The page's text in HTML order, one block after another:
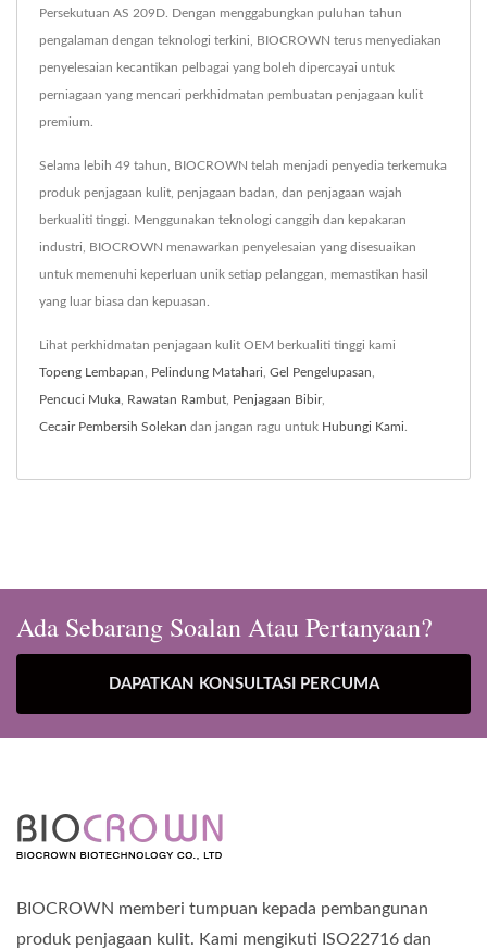
Persekutuan AS 209D. Dengan menggabungkan puluhan tahun
pengalaman dengan teknologi terkini, BIOCROWN terus menyediakan
penyelesaian kecantikan pelbagai yang boleh dipercayai untuk
perniagaan yang mencari perkhidmatan pembuatan penjagaan kulit
premium.
Selama lebih 49 tahun, BIOCROWN telah menjadi penyedia terkemuka
produk penjagaan kulit, penjagaan badan, dan penjagaan wajah
berkualiti tinggi. Menggunakan teknologi canggih dan kepakaran
industri, BIOCROWN menawarkan penyelesaian yang disesuaikan
untuk memenuhi keperluan unik setiap pelanggan, memastikan hasil
yang luar biasa dan kepuasan.
Lihat perkhidmatan penjagaan kulit OEM berkualiti tinggi kami
Topeng Lembapan Pelindung Matahari Gel Pengelupasan
Pencuci Muka Rawatan Rambut Penjagaan Bibir,
Cecair Pembersih Solekan dan jangan ragu untuk Hubungi Kami
Ada Sebarang Soalan Atau Pertanyaan?
DAPATKAN KONSULTASI PERCUMA
BIOCROWN memberi tumpuan kepada pembangunan
produk penjagaan kulit. Kami mengikuti ISO22716 dan